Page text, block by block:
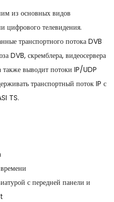
из основных видов
цифрового телевидения.
транспортного потока DVB
DVB, скремблера, видеосервера
выводит потоки IP/UDP
транспортный поток IP с
TS.
с передней панели и